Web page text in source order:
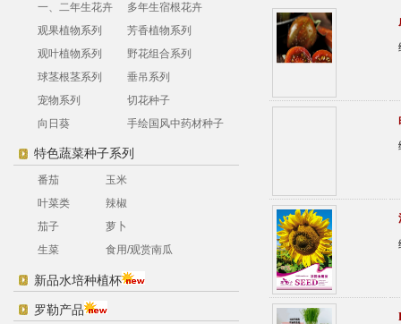
一、二年生花卉
多年生宿根花卉
观果植物系列
芳香植物系列
观叶植物系列
野花组合系列
球茎根茎系列
垂吊系列
宠物系列
切花种子
向日葵
手绘国风中药材种子
特色蔬菜种子系列
番茄
玉米
叶菜类
辣椒
茄子
萝卜
生菜
食用/观赏南瓜
新品水培种植杯
罗勒产品